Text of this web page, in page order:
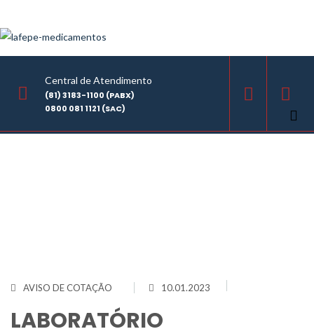
Central de Atendimento
(81) 3183-1100 (PABX)
0800 081 1121 (SAC)
AVISO DE COTAÇÃO 10.01.2023
LABORATÓRIO